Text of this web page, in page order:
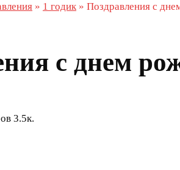
» 1 годик » Поздравления с
с днем
3.5к.